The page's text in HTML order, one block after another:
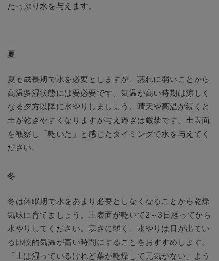
たっぷり水を与えます。
夏
夏も成長期で水を必要としますが、蒸れに弱いことから
高温多湿状態には要必要です。気温が高い時期は涼しく
なる夕方以降に水やりしましょう。晴天や高温が続くと
土が乾きやすくなりますが与え過ぎは厳禁です。土表面
を観察し「乾いた」と感じたタイミングで水を与えてく
ださい。
冬
冬は休眠期で水をあまり必要としなくなることから乾燥
気味に育てましょう。土表面が乾いて2～3日経ってから
水やりしてください。寒さに弱く、水やりは日が出てい
る比較的気温が高い時間にすることをおすすめします。
「土は湿っているけれど葉が乾燥して元気がない」よう